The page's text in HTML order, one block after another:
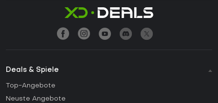
Deals & Spiele
Top-Angebote
Neuste Angebote